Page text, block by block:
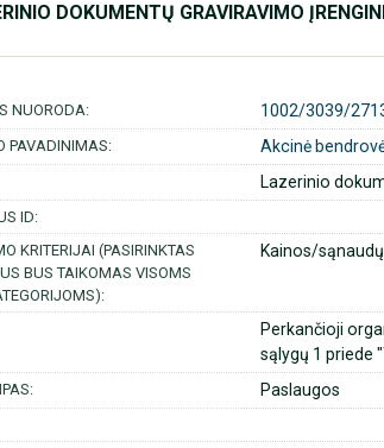
DOKUMENTŲ GRAVIRAVIMO
NUORODA: 1002/3039/
PAVADINIMAS: Akcinė
Lazerinio
ID:
KRITERIJAI (PASIRINKTAS
BUS TAIKOMAS VISOMS
Kainos/
Perkančioji
sąlygų 1 priede
Paslaugos